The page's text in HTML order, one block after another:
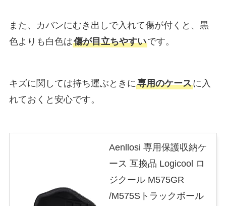
また、カバンにむき出しで入れて傷が付くと、黒
色よりも白色は傷が目立ちやすいです。
キズに関しては持ち運ぶときに専用のケースに入
れておくと安心です。
Aenllosi 専用保護収納ケ
ース 互換品 Logicool ロ
ジクール M575GR
/M575Sトラックボール